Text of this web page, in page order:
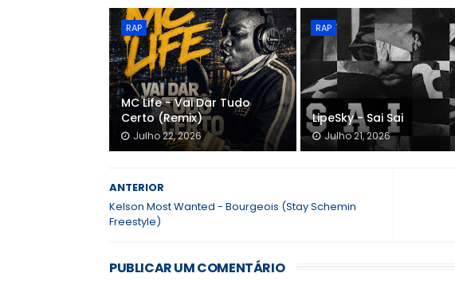
RAP
MC Life - Vai Dar Tudo
Certo (Remix)
Julho 22, 2026
RAP
LipeSky - Sai Sai
Julho 21, 2026
ANTERIOR
Kelson Most Wanted - Bourgeois (Stay Schemin
Freestyle)
PUBLICAR UM COMENTÁRIO